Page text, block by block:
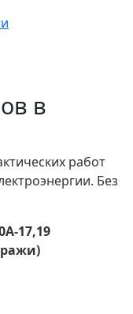
в
работ
Без
17,19